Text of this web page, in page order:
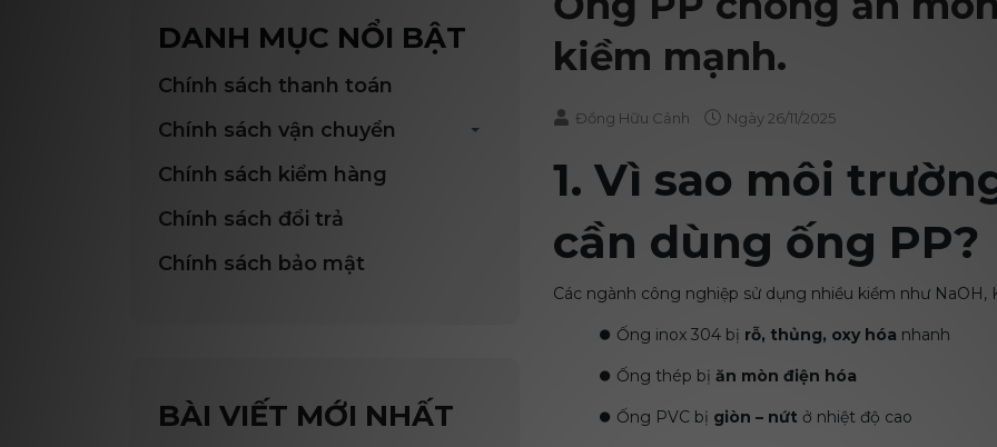
kiềm mạnh.
Đồng Hữu Cảnh Ngày26/11/2025
1. Vì sao môi
cần dùng ống PP?
Các ngành công nghiệp sử dụng nhiều kiềm như NaOH,
⏺️ Ống inox 304 bị rỗ, thủng, oxy hóa nhanh
⏺️ Ống thép bị ăn mòn điện hóa
⏺️ Ống PVC bị giòn – nứt ở nhiệt độ cao
DANH MỤC NỔI BẬT
Chính sách thanh toán
Chính sách vận chuyển
Chính sách kiểm hàng
Chính sách đổi trả
Chính sách bảo mật
BÀI VIẾT MỚI NHẤT